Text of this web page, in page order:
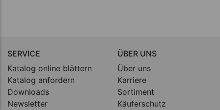
SERVICE
Katalog online blättern
Katalog anfordern
Downloads
Newsletter
ÜBER UNS
Über uns
Karriere
Sortiment
Käuferschutz